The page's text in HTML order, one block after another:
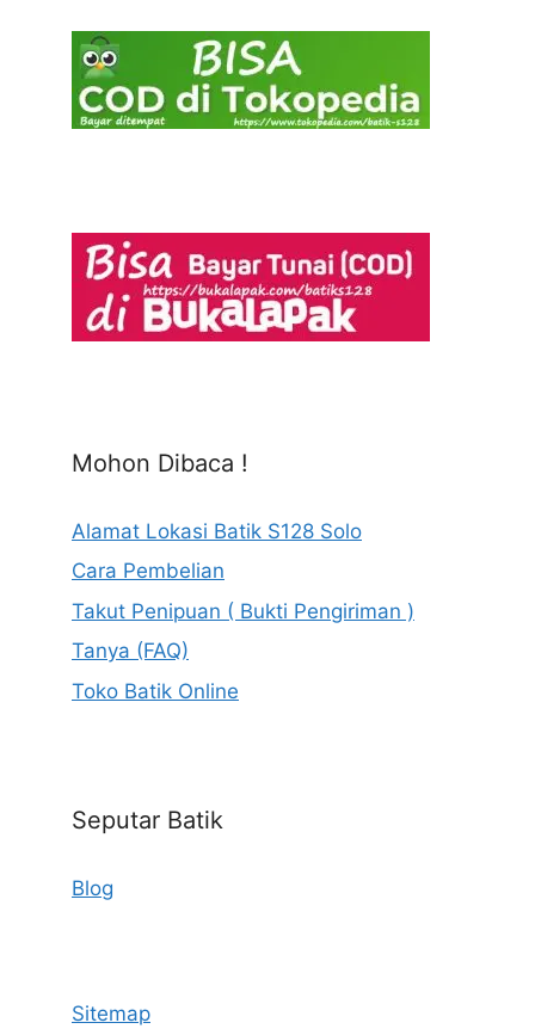
Mohon Dibaca !
Alamat Lokasi Batik S128 Solo
Cara Pembelian
Takut Penipuan ( Bukti Pengiriman )
Tanya (FAQ)
Toko Batik Online
Seputar Batik
Blog
Sitemap